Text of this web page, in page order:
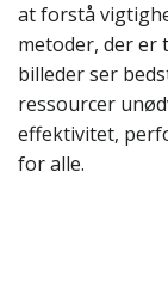
at forstå
metoder, der er
billeder ser
ressourcer
effektivitet,
for alle.